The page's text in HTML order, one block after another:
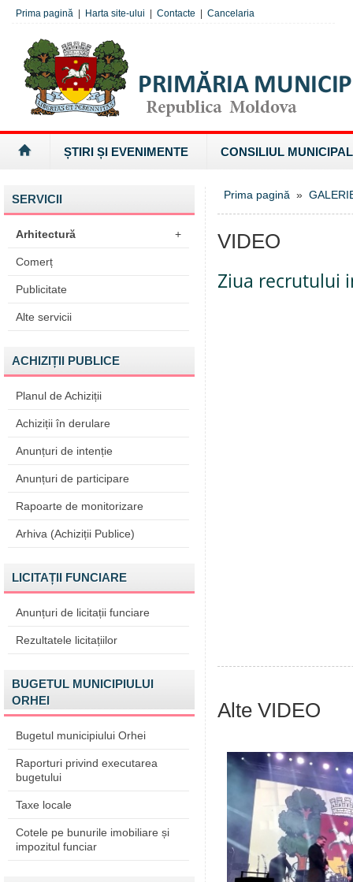
Prima pagină Harta site-ului Contacte Cancelaria
ȘTIRI ȘI EVENIMENTE CONSILIUL MUNICIPAL
SERVICII
Arhitectură +
Comerț
Publicitate
Alte servicii
ACHIZIȚII PUBLICE
Planul de Achiziții
Achiziții în derulare
Anunțuri de intenție
Anunțuri de participare
Rapoarte de monitorizare
Arhiva (Achiziții Publice)
LICITAȚII FUNCIARE
Anunțuri de licitații funciare
Rezultatele licitațiilor
BUGETUL MUNICIPIULUI
ORHEI
Bugetul municipiului Orhei
Raporturi privind executarea
bugetului
Taxe locale
Cotele pe bunurile imobiliare și
impozitul funciar
Prima pagină »
VIDEO
Ziua recrutului
Alte VIDEO